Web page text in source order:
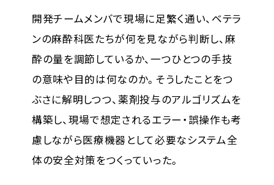
開発チームメンバで現場に足繁く通い、ベテラ
ンの麻酔科医たちが何を見ながら判断し、麻
酔の量を調節しているか、一つひとつの手技
の意味や目的は何なのか。そうしたことをつ
ぶさに解明しつつ、薬剤投与のアルゴリズムを
構築し、現場で想定されるエラー・誤操作も考
慮しながら医療機器として必要なシステム全
体の安全対策をつくっていった。